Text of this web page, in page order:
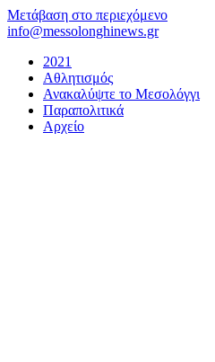
Μετάβαση στο περιεχόμενο
info@messolonghinews.gr
2021
Αθλητισμός
Ανακαλύψτε το Μεσολόγγι
Παραπολιτικά
Αρχείο